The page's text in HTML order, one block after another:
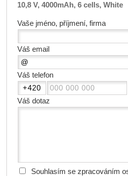
10,8 V, 4000mAh, 6 cells, White
Vaše jméno, příjmení, firma
Váš email
Váš telefon
Váš dotaz
Souhlasím se zpracováním